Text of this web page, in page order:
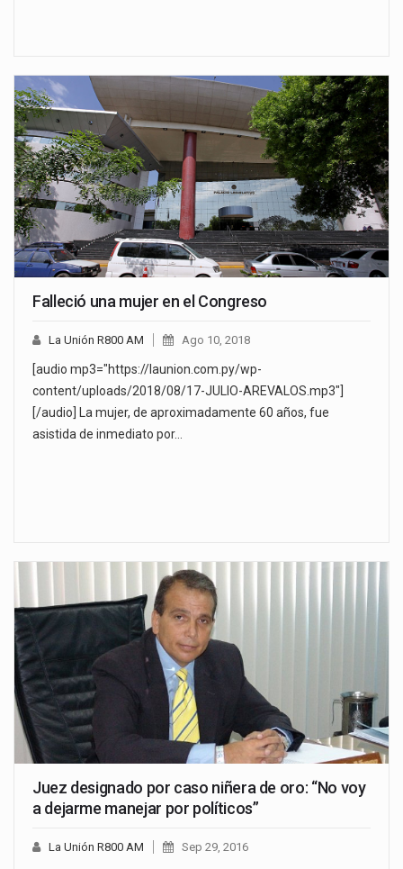
Falleció una mujer en el Congreso
La Unión R800 AM Ago 10, 2018
[audio mp3="https://launion.com.py/wp-
content/uploads/2018/08/17-JULIO-AREVALOS.mp3"]
[/audio] La mujer, de aproximadamente 60 años, fue
asistida de inmediato por…
Juez designado por caso niñera de oro: “No voy
a dejarme manejar por políticos”
La Unión R800 AM Sep 29, 2016